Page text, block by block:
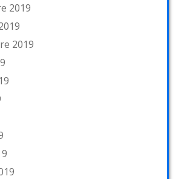
2019
2019